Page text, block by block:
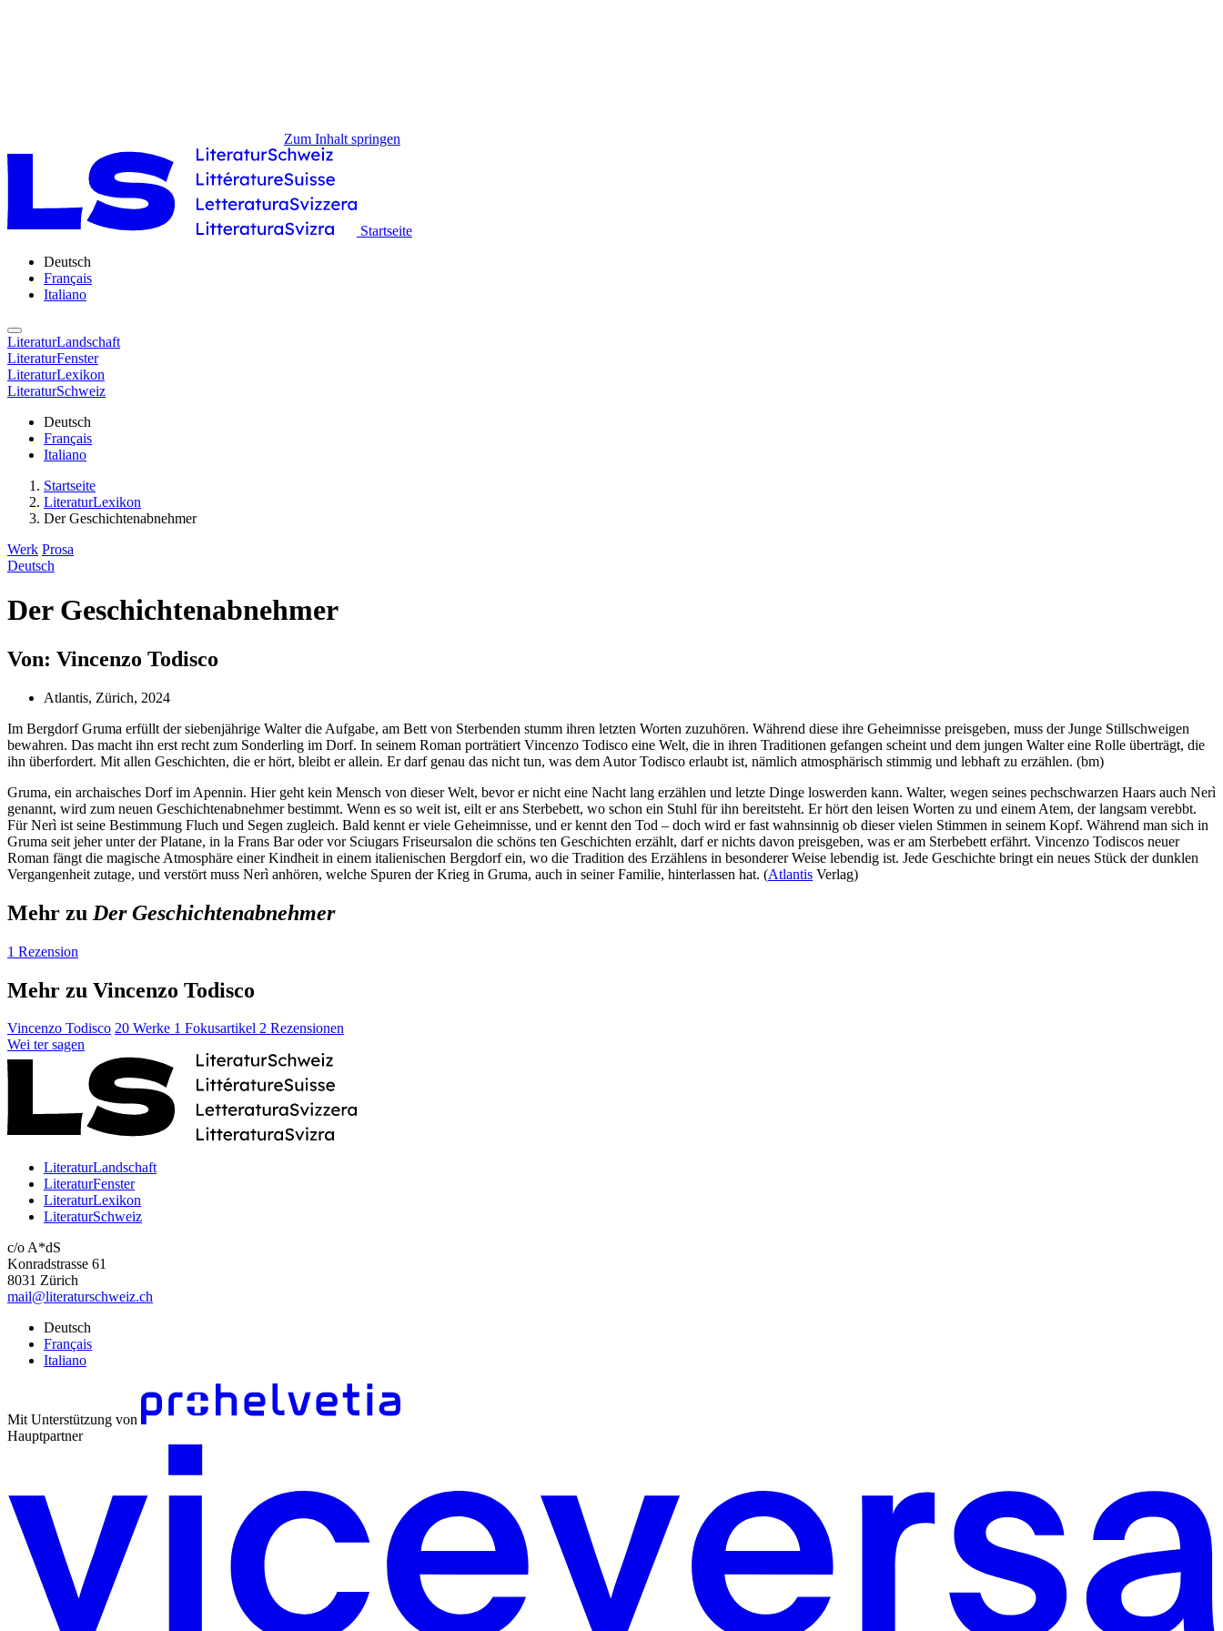
Zum Inhalt springen
Startseite
Deutsch
Français
Italiano
LiteraturLandschaft
LiteraturFenster
LiteraturLexikon
LiteraturSchweiz
Deutsch
Français
Italiano
Startseite
LiteraturLexikon
Der Geschichtenabnehmer
Werk Prosa
Deutsch
Der Geschichtenabnehmer
Von: Vincenzo Todisco
Atlantis, Zürich, 2024
Im Bergdorf Gruma erfüllt der siebenjährige Walter die Aufgabe, am Bett von Sterbenden stumm ihren letzten Worten zuzuhören. Während diese ihre Geheimnisse preisgeben, muss der Junge Stillschweigen
bewahren. Das macht ihn erst recht zum Sonderling im Dorf. In seinem Roman porträtiert Vincenzo Todisco eine Welt, die in ihren Traditionen gefangen scheint und dem jungen Walter eine Rolle überträgt, die
ihn überfordert. Mit allen Geschichten, die er hört, bleibt er allein. Er darf genau das nicht tun, was dem Autor Todisco erlaubt ist, nämlich atmosphärisch stimmig und lebhaft zu erzählen. (bm)
Gruma, ein archaisches Dorf im Apennin. Hier geht kein Mensch von dieser Welt, bevor er nicht eine Nacht lang erzählen und letzte Dinge loswerden kann. Walter, wegen seines pechschwarzen Haars auch Nerì
genannt, wird zum neuen Geschichtenabnehmer bestimmt. Wenn es so weit ist, eilt er ans Sterbebett, wo schon ein Stuhl für ihn bereitsteht. Er hört den leisen Worten zu und einem Atem, der langsam verebbt.
Für Nerì ist seine Bestimmung Fluch und Segen zugleich. Bald kennt er viele Geheimnisse, und er kennt den Tod – doch wird er fast wahnsinnig ob dieser vielen Stimmen in seinem Kopf. Während man sich in
Gruma seit jeher unter der Platane, in la Frans Bar oder vor Sciugars Friseursalon die schöns ten Geschichten erzählt, darf er nichts davon preisgeben, was er am Sterbebett erfährt. Vincenzo Todiscos neuer
Roman fängt die magische Atmosphäre einer Kindheit in einem italienischen Bergdorf ein, wo die Tradition des Erzählens in besonderer Weise lebendig ist. Jede Geschichte bringt ein neues Stück der dunklen
Vergangenheit zutage, und verstört muss Nerì anhören, welche Spuren der Krieg in Gruma, auch in seiner Familie, hinterlassen hat. (Atlantis Verlag)
Mehr zu Der Geschichtenabnehmer
1 Rezension
Mehr zu Vincenzo Todisco
Vincenzo Todisco 20 Werke 1 Fokusartikel 2 Rezensionen
Wei ter sagen
LiteraturLandschaft
LiteraturFenster
LiteraturLexikon
LiteraturSchweiz
c/o A*dS
Konradstrasse 61
8031 Zürich
mail@literaturschweiz.ch
Deutsch
Français
Italiano
Mit Unterstützung von
Hauptpartner